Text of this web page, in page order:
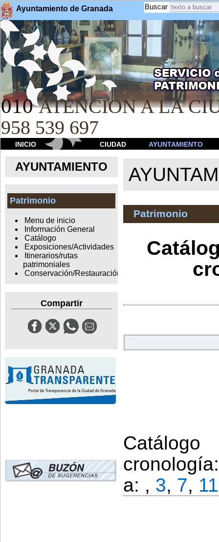
Ayuntamiento de Granada Buscar
010 ATENCION A LA
958 539 697
INICIO CIUDAD AYUNTAMIENTO
AYUNTAMIENTO
Patrimonio
Menu de inicio
Información General
Catálogo
Exposiciones/Actividades
Itinerarios/rutas
patrimoniales
Conservación/Restauración
Compartir
Patrimonio
a: , 3, 7, 11